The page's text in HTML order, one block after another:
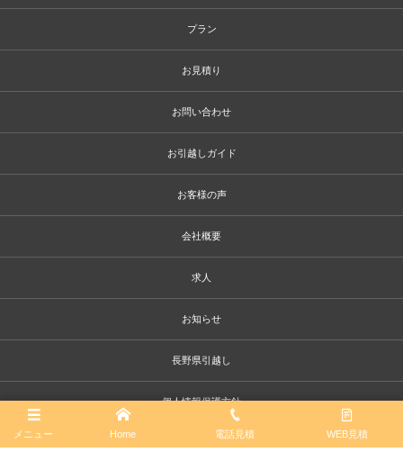
プラン
お見積り
お問い合わせ
お引越しガイド
お客様の声
会社概要
求人
お知らせ
長野県引越し
個人情報保護方針
標準引越運送約款
メニュー Home 電話見積 WEB見積